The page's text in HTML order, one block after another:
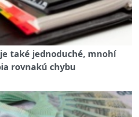
také jednoduché, mnohí
rovnakú chybu